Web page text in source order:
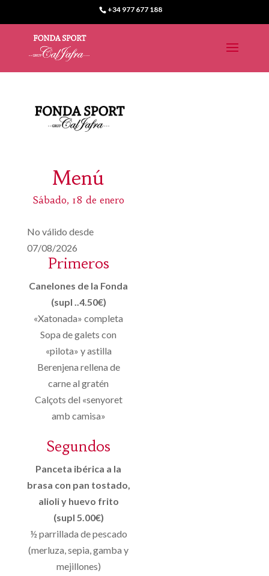
+34 977 677 188
Menú
Sábado, 18 de enero
No válido desde
07/08/2026
Primeros
Canelones de la Fonda
(supl ..4.50€)
«Xatonada» completa
Sopa de galets con
«pilota» y astilla
Berenjena rellena de
carne al gratén
Calçots del «senyoret
amb camisa»
Segundos
Panceta ibérica a la
brasa con pan tostado,
alioli y huevo frito
(supl 5.00€)
½ parrillada de pescado
(merluza, sepia, gamba y
mejillones)